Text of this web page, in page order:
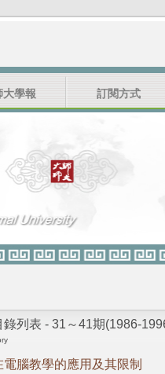
大學報 訂閱方式
錄列表 - 31～41期(1986-
電腦教學的應用及其限制